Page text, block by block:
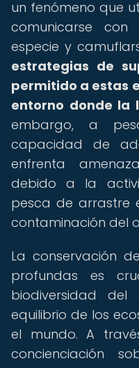
un fenómeno que
comunicarse
especie y
estrategias de
permitido a estas
entorno donde la
embargo, a
capacidad de
enfrenta
debido a la
pesca de arrastre
contaminación del
La conservación
profundas es
biodiversidad
equilibrio de los
el mundo. A
concienciación